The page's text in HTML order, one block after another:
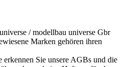
/ modellbau universe Gbr
Marken gehören ihren
Sie unsere AGBs und die